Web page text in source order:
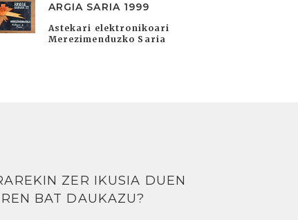
ARGIA SARIA 1999
Astekari elektronikoari
Merezimenduzko Saria
ZER IKUSIA DUEN
BAT DAUKAZU?